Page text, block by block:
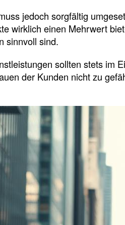
jedoch sorgfältig
wirklich einen Mehrwert
sinnvoll sind.
sollten stets im
der Kunden nicht zu